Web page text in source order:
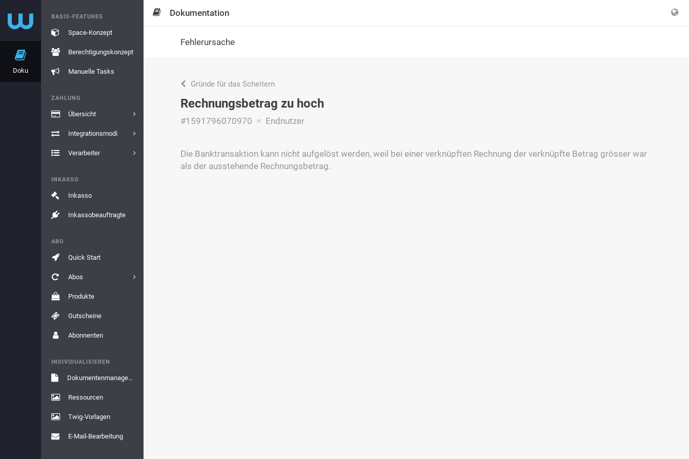
Doku
BASIS-FEATURES
Space-Konzept
Berechtigungskonzept
Manuelle Tasks
ZAHLUNG
Übersicht
Integrationsmodi
Verarbeiter
INKASSO
Inkasso
Inkassobeauftragte
ABO
Quick Start
Abos
Produkte
Gutscheine
Abonnenten
INDIVIDUALISIEREN
Dokumentenmanagement
Ressourcen
Twig-Vorlagen
E-Mail-Bearbeitung
Dokumentation
Fehlerursache
Gründe für das Scheitern
Rechnungsbetrag zu hoch
#1591796070970 Endnutzer
Die Banktransaktion kann nicht aufgelöst werden, weil bei einer verknüpften Rechnung der verknüpfte Betrag grösser war
als der ausstehende Rechnungsbetrag.